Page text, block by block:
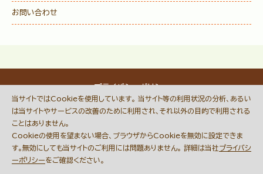
お問い合わせ
プライバシーポリシー
© DECOBOCO BASE Co.,Ltd.
andTerms of Serviceapply.
当サイトではCookieを使用しています。 当サイト等の利用状況の分析、あるい
は当サイトやサービスの改善のために利用され、それ以外の目的で利用される
ことはありません。
Cookieの使用を望まない場合、ブラウザからCookieを無効に設定できま
す。無効にしても当サイトのご利用には問題ありません。 詳細は当社プライバシ
ーポリシーをご確認ください。